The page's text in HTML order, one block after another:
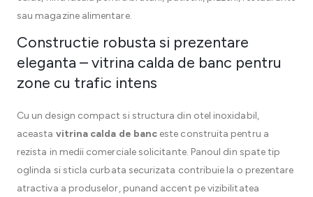
sau magazine alimentare.
Constructie robusta si prezentare
eleganta – vitrina calda de banc pentru
zone cu trafic intens
Cu un design compact si structura din otel inoxidabil,
aceasta vitrina calda de banc este construita pentru a
rezista in medii comerciale solicitante. Panoul din spate tip
oglinda si sticla curbata securizata contribuie la o prezentare
atractiva a produselor, punand accent pe vizibilitatea